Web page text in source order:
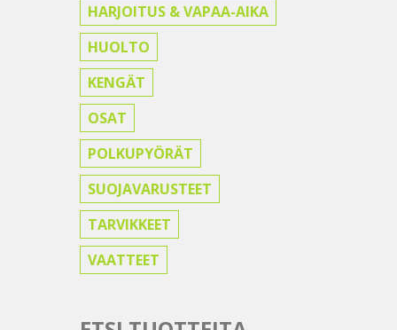
HARJOITUS & VAPAA-AIKA
HUOLTO
KENGÄT
OSAT
POLKUPYÖRÄT
SUOJAVARUSTEET
TARVIKKEET
VAATTEET